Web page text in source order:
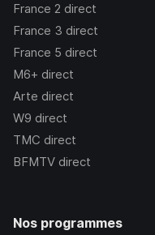
France 2 direct
France 3 direct
France 5 direct
M6+ direct
Arte direct
W9 direct
TMC direct
BFMTV direct
Nos programmes